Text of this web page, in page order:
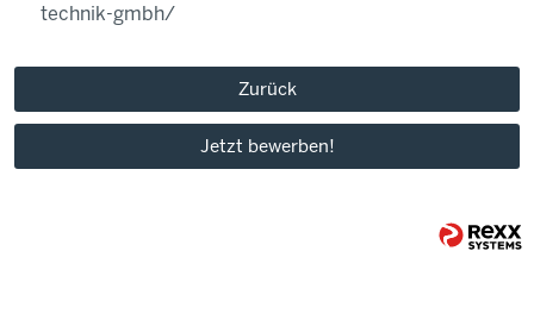
technik-gmbh/
Zurück
Jetzt bewerben!